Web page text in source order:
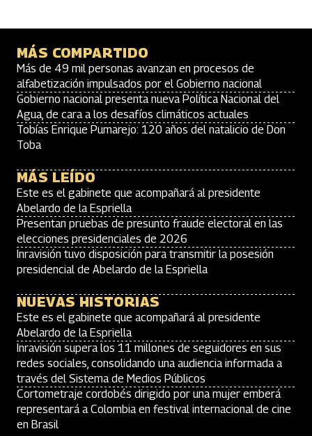
MÁS COMPARTIDO
Más de 49 mil personas avanzan en procesos de
alfabetización impulsados por el Gobierno nacional
Gobierno nacional presenta nueva Política Nacional del
Agua, de cara a los desafíos climáticos actuales
Tobías Enrique Pumarejo: 120 años del natalicio de Don
Toba
MÁS LEÍDO
Este es el gabinete que acompañará al presidente
Abelardo de la Espriella
Presentan pruebas de presunto fraude electoral en las
elecciones presidenciales de 2026
Inravisión tuvo disposición para transmitir la posesión
presidencial de Abelardo de la Espriella
NUEVAS HISTORIAS
Este es el gabinete que acompañará al presidente
Abelardo de la Espriella
Inravisión supera los 11 millones de seguidores en sus
redes sociales, consolidando una audiencia informada a
través del Sistema de Medios Públicos
Cortometraje cordobés dirigido por una mujer emberá
representará a Colombia en festival internacional de cine
en Brasil